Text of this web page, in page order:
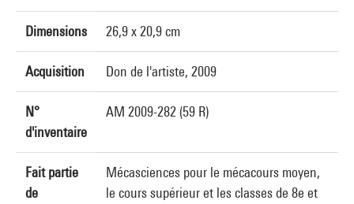
Dimensions 26,9 x 20,9 cm
Acquisition Don de l'artiste, 2009
N°
d'inventaire
AM 2009-282 (59 R)
Fait partie
de
Mécasciences pour le mécacours moyen,
le cours supérieur et les classes de 8e et